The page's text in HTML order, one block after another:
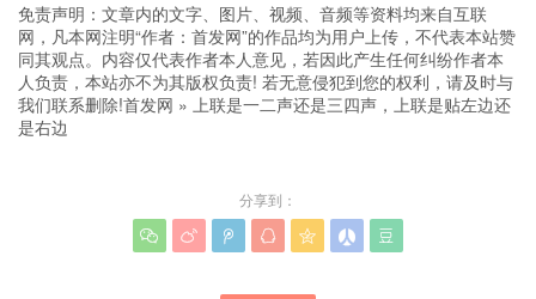
免责声明：文章内的文字、图片、视频、音频等资料均来自互联
网，凡本网注明“作者：首发网”的作品均为用户上传，不代表本站赞
同其观点。内容仅代表作者本人意见，若因此产生任何纠纷作者本
人负责，本站亦不为其版权负责! 若无意侵犯到您的权利，请及时与
我们联系删除!首发网 » 上联是一二声还是三四声，上联是贴左边还
是右边
分享到：
      